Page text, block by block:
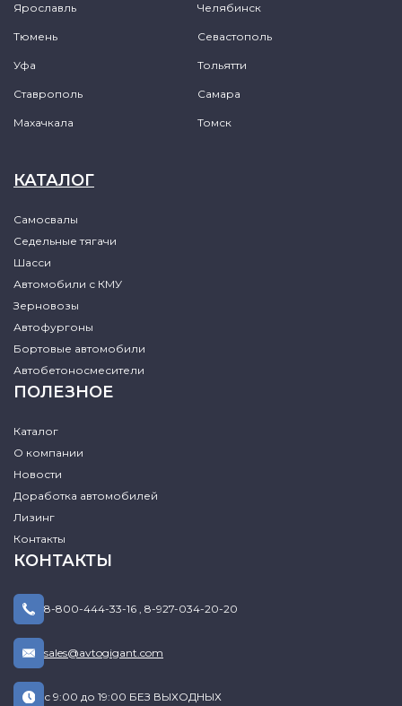
Ярославль Челябинск
Тюмень Севастополь
Уфа Тольятти
Ставрополь Самара
Махачкала Томск
КАТАЛОГ
Самосвалы
Седельные тягачи
Шасси
Автомобили с КМУ
Зерновозы
Автофургоны
Бортовые автомобили
Автобетоносмесители
ПОЛЕЗНОЕ
Каталог
О компании
Новости
Доработка автомобилей
Лизинг
Контакты
КОНТАКТЫ
8-800-444-33-16 , 8-927-034-20-20
sales@avtogigant.com
с 9:00 до 19:00 БЕЗ ВЫХОДНЫХ